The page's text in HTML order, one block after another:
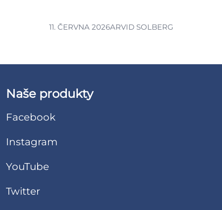
11. ČERVNA 2026ARVID SOLBERG
Naše produkty
Facebook
Instagram
YouTube
Twitter